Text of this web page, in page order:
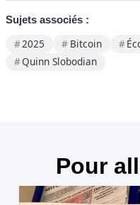
Sujets associés :
2025 Bitcoin
Quinn Slobodian
Pour